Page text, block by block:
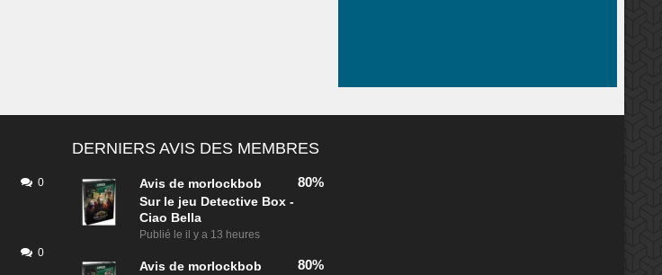
0
0
DERNIERS AVIS DES MEMBRES
Avis de morlockbob
Sur le jeu Detective Box -
Ciao Bella
Publié le il y a 13 heures
80%
Avis de morlockbob
80%